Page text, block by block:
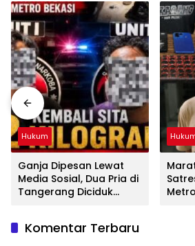
Hukum
Ganja Dipesan Lewat
Media Sosial, Dua Pria di
Tangerang Diciduk
Komentar Terbaru